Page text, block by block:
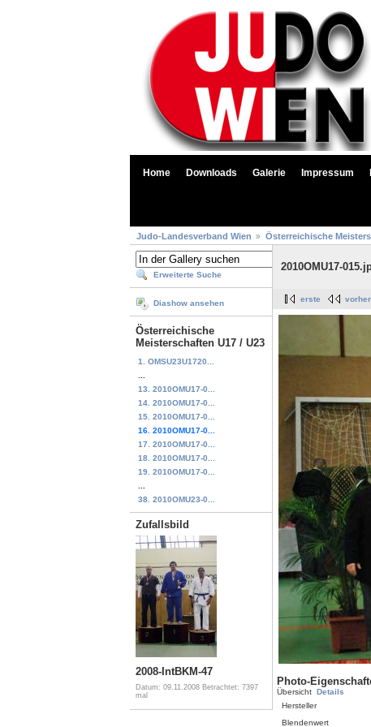
Home Downloads Galerie Impressum
Judo-Landesverband Wien Österreichische
Erweiterte Suche
Diashow ansehen
Österreichische
Meisterschaften U17 / U23
1. OMSU23U1720...
13. 2010OMU17-0...
14. 2010OMU17-0...
15. 2010OMU17-0...
16. 2010OMU17-0...
17. 2010OMU17-0...
18. 2010OMU17-0...
19. 2010OMU17-0...
38. 2010OMU23-0...
Zufallsbild
2008-IntBKM-47
Datum: 09.11.2008 Betrachtet: 7397
mal
2010OMU17-
erste
Photo-
Übersicht Details
Hersteller
Blendenwert